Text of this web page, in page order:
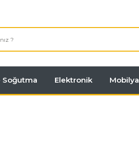
Soğutma Elektronik Mobilya